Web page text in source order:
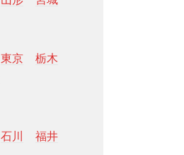
東京
栃木
石川
福井